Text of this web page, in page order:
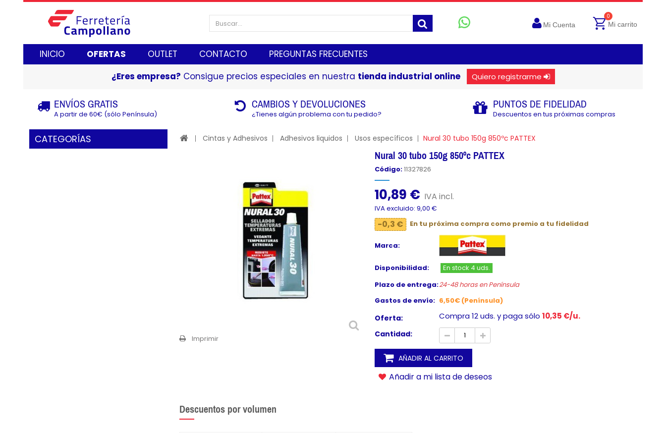
INICIO OFERTAS OUTLET CONTACTO PREGUNTAS FRECUENTES
Mi Cuenta
0
Mi carrito
¿Eres empresa? Consigue precios especiales en nuestra tienda industrial online Quiero registrarme
ENVÍOS GRATIS
A partir de 60€ (sólo Península)
CAMBIOS Y DEVOLUCIONES
¿Tienes algún problema con tu pedido?
PUNTOS DE FIDELIDAD
Descuentos en tus próximas compras
CATEGORÍAS Cintas y Adhesivos Adhesivos liquidos Usos específicos Nural 30 tubo 150g 850ºc PATTEX
Imprimir
Nural 30 tubo 150g 850ºc PATTEX
Código:11327826
10,89 € IVA incl.
IVA excluido: 9,00 €
-0,3 € En tu próxima compra como premio a tu fidelidad
Marca:
Disponibilidad:
En stock 4 uds.
Plazo de entrega:24-48 horas en Península
Gastos de envío: 6,50€ (Península)
Oferta: Compra 12 uds. y paga sólo10,35 €/u.
Cantidad:
AÑADIR AL CARRITO
Añadir a mi lista de deseos
Descuentos por volumen